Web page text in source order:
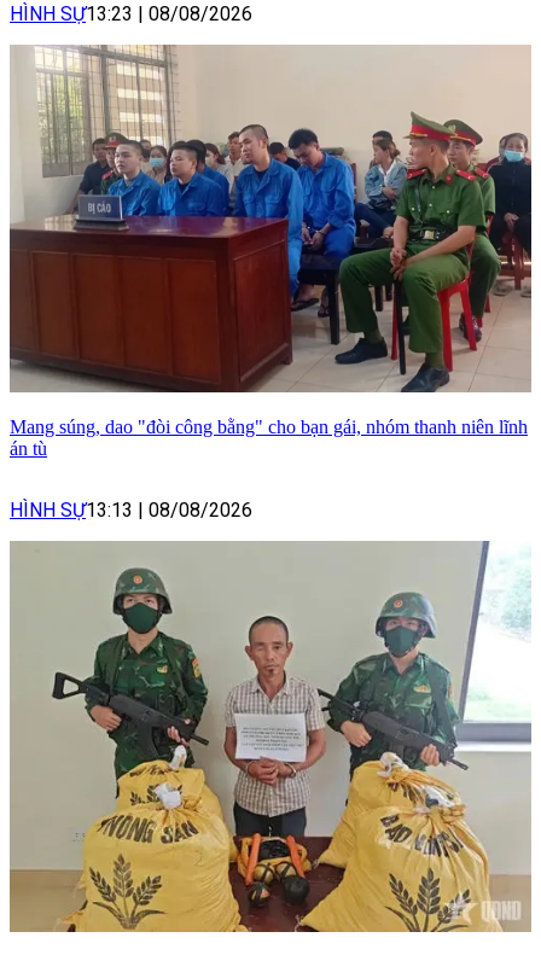
HÌNH SỰ13:23 | 08/08/2026
Mang súng, dao "đòi công bằng" cho bạn gái, nhóm thanh niên lĩnh
án tù
HÌNH SỰ13:13 | 08/08/2026